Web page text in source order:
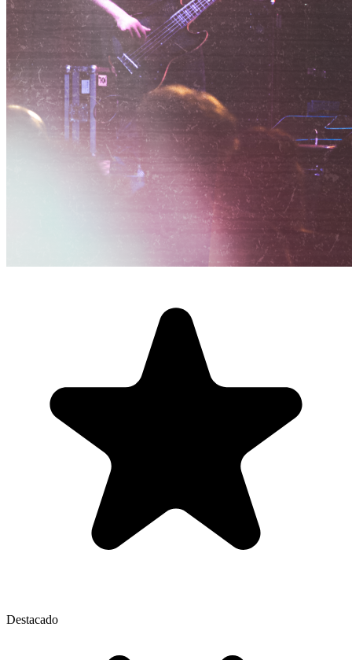
Destacado